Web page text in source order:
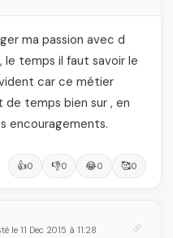
ma passion avec d
le temps il faut savoir le
car ce métier
temps bien sur , en
encouragements.
👍0 👎0 😂0 🥰0
le 11 Dec 2015 à 11:28